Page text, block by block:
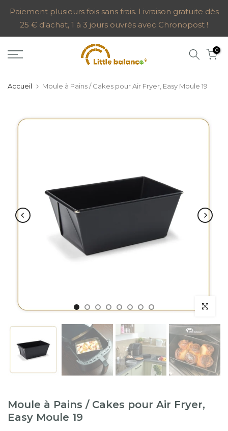
Aller
contenu
Paiement plusieurs fois sans frais. Livraison gratuite dès
25 € d'achat, 1 à 3 jours ouvrés avec Chronopost !
0
Accueil Moule à Pains / Cakes pour Air Fryer, Easy Moule 19
Moule à Pains / Cakes pour Air Fryer,
Easy Moule 19